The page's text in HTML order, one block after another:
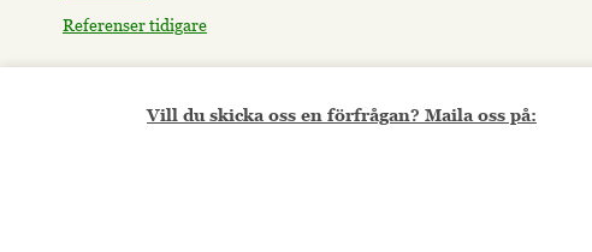
Referenser tidigare
Vill du skicka oss en förfrågan? Maila oss på: